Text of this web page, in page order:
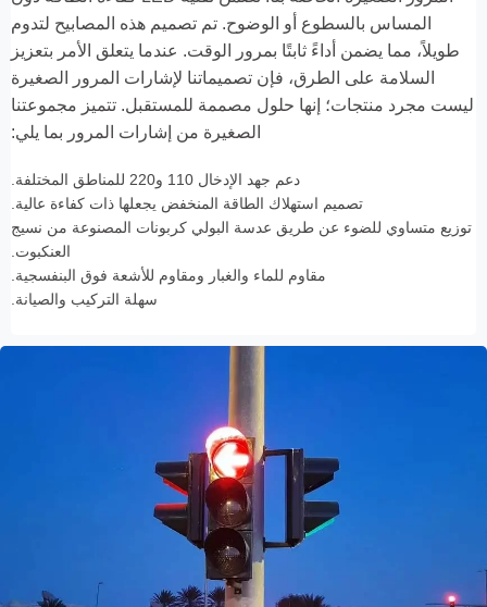
المساس بالسطوع أو الوضوح. تم تصميم هذه المصابيح لتدوم
طويلاً، مما يضمن أداءً ثابتًا بمرور الوقت. عندما يتعلق الأمر بتعزيز
السلامة على الطرق، فإن تصميماتنا لإشارات المرور الصغيرة
ليست مجرد منتجات؛ إنها حلول مصممة للمستقبل. تتميز مجموعتنا
الصغيرة من إشارات المرور بما يلي:
دعم جهد الإدخال 110 و220 للمناطق المختلفة.
تصميم استهلاك الطاقة المنخفض يجعلها ذات كفاءة عالية.
توزيع متساوي للضوء عن طريق عدسة البولي كربونات المصنوعة من نسيج
العنكبوت.
مقاوم للماء والغبار ومقاوم للأشعة فوق البنفسجية.
سهلة التركيب والصيانة.